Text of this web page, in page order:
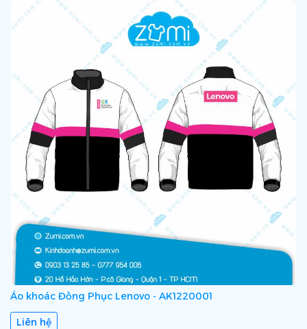
Áo khoác Đồng Phục Lenovo - AK1220001
Liên hệ